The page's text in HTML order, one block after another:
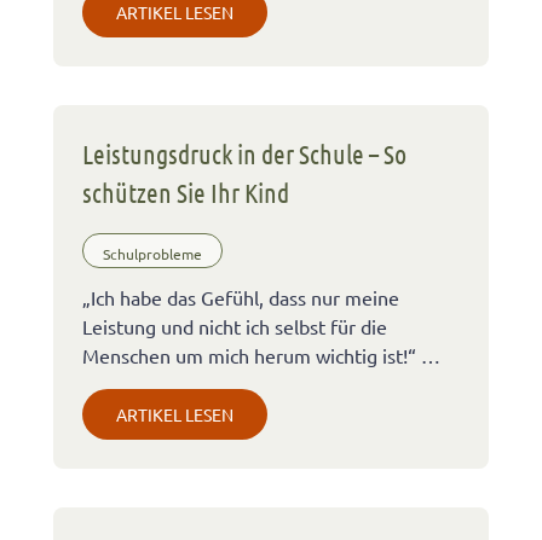
ARTIKEL LESEN
Leistungsdruck in der Schule – So
schützen Sie Ihr Kind
Schulprobleme
„Ich habe das Gefühl, dass nur meine
Leistung und nicht ich selbst für die
Menschen um mich herum wichtig ist!“ …
ARTIKEL LESEN